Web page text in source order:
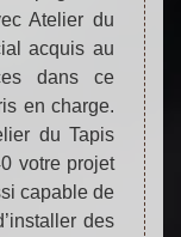
Atelier du
acquis au
dans ce
en charge.
du Tapis
votre projet
capable de
des